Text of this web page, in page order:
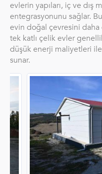
evlerin yapıları, iç ve dış
entegrasyonunu sağlar.
evin doğal çevresini
tek katlı çelik evler
düşük enerji maliyetleri
sunar.